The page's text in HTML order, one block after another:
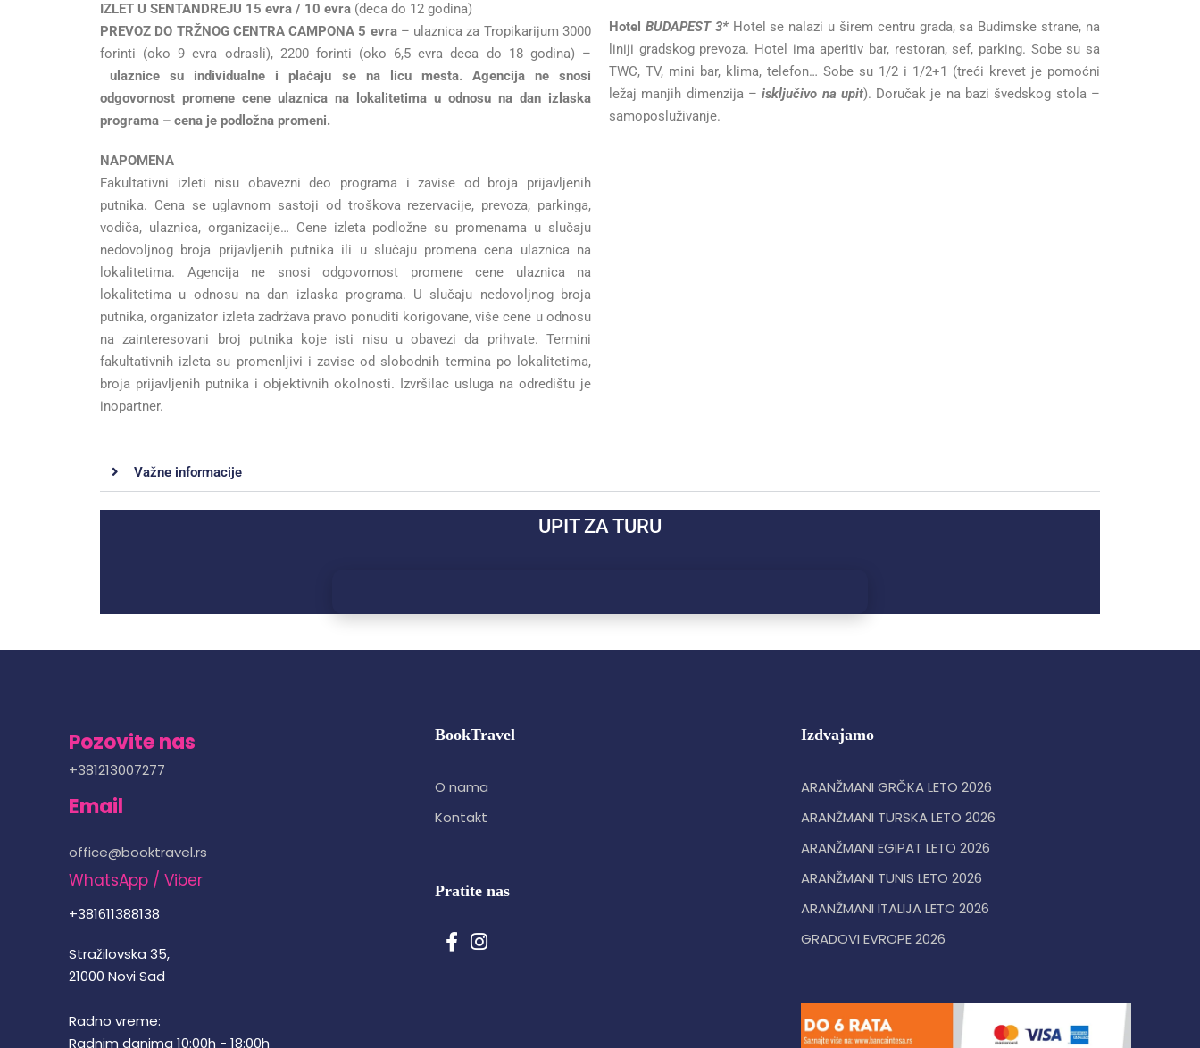
IZLET U SENTANDREJU 15 evra / 10 evra (deca do 12 godina)
PREVOZ DO TRŽNOG CENTRA CAMPONA 5 evra– ulaznica za Tropikarijum 3000
forinti (oko 9 evra odrasli), 2200 forinti (oko 6,5 evra deca do 18 godina) –
ulaznice su individualne i plaćaju se na licu mesta. Agencija ne snosi
odgovornost promene cene ulaznica na lokalitetima u odnosu na dan izlaska
programa – cena je podložna promeni.
NAPOMENA
Fakultativni izleti nisu obavezni deo programa i zavise od broja prijavljenih
putnika. Cena se uglavnom sastoji od troškova rezervacije, prevoza, parkinga,
vodiča, ulaznica, organizacije… Cene izleta podložne su promenama u slučaju
nedovoljnog broja prijavljenih putnika ili u slučaju promena cena ulaznica na
lokalitetima. Agencija ne snosi odgovornost promene cene ulaznica na
lokalitetima u odnosu na dan izlaska programa. U slučaju nedovoljnog broja
putnika, organizator izleta zadržava pravo ponuditi korigovane, više cene u odnosu
na zainteresovani broj putnika koje isti nisu u obavezi da prihvate. Termini
fakultativnih izleta su promenljivi i zavise od slobodnih termina po lokalitetima,
broja prijavljenih putnika i objektivnih okolnosti. Izvršilac usluga na odredištu je
inopartner.
Hotel BUDAPEST 3*Hotel se nalazi u širem centru grada, sa Budimske strane, na
liniji gradskog prevoza. Hotel ima aperitiv bar, restoran, sef, parking. Sobe su sa
TWC, TV, mini bar, klima, telefon… Sobe su 1/2 i 1/2+1 (treći krevet je pomoćni
ležaj manjih dimenzija –isključivo na upit). Doručak je na bazi švedskog stola –
samoposluživanje.
Važne informacije
UPIT ZA TURU
Pozovite nas
+381213007277
Email
office@booktravel.rs
WhatsApp / Viber
+381611388138
Stražilovska 35,
21000 Novi Sad
Radno vreme:
Radnim danima 10:00h - 18:00h
BookTravel
O nama
Kontakt
Pratite nas
Izdvajamo
ARANŽMANI GRČKA LETO 2026
ARANŽMANI TURSKA LETO 2026
ARANŽMANI EGIPAT LETO 2026
ARANŽMANI TUNIS LETO 2026
ARANŽMANI ITALIJA LETO 2026
GRADOVI EVROPE 2026